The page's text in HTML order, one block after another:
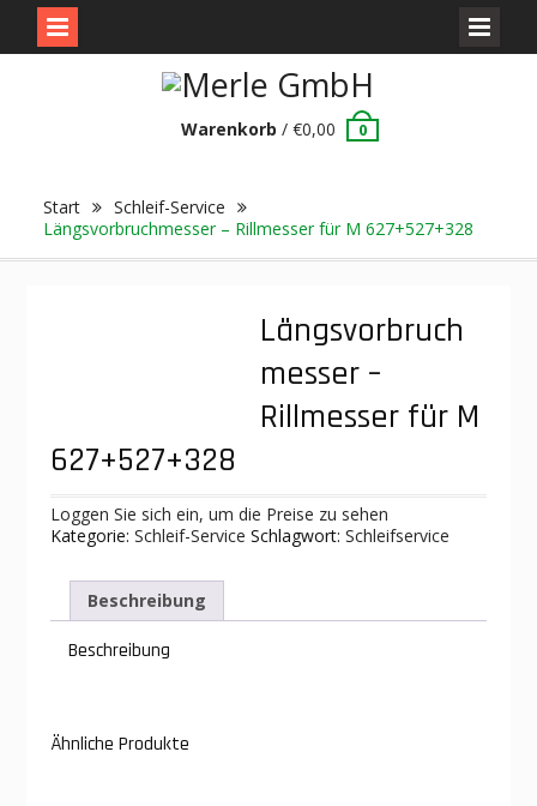
Warenkorb / €0,00 0
Start
Schleif-Service
Längsvorbruchmesser – Rillmesser für M 627+527+328
Längsvorbruch
messer –
Rillmesser für M
627+527+328
Loggen Sie sich ein, um die Preise zu sehen
Kategorie: Schleif-Service Schlagwort: Schleifservice
Beschreibung
Beschreibung
Ähnliche Produkte